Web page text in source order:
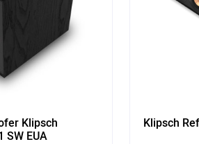
Klipsch
SW EUA
Klipsch